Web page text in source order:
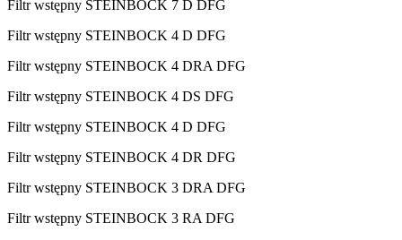
Filtr wstępny STEINBOCK 7 D DFG
Filtr wstępny STEINBOCK 4 D DFG
Filtr wstępny STEINBOCK 4 DRA DFG
Filtr wstępny STEINBOCK 4 DS DFG
Filtr wstępny STEINBOCK 4 D DFG
Filtr wstępny STEINBOCK 4 DR DFG
Filtr wstępny STEINBOCK 3 DRA DFG
Filtr wstępny STEINBOCK 3 RA DFG